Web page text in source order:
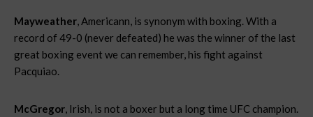
Mayweather, Americann, is synonym with boxing. With a
record of 49-0 (never defeated) he was the winner of the last
great boxing event we can remember, his fight against
Pacquiao.
McGregor, Irish, is not a boxer but a long time UFC champion.